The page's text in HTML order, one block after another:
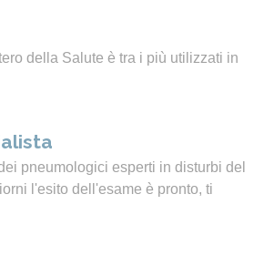
della Salute è tra i più utilizzati in
pneumologici esperti in disturbi del
l'esito dell'esame è pronto, ti